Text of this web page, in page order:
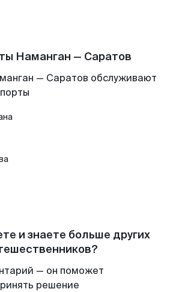
Наманган — Саратов
— Саратов обслуживают
и знаете больше других
— он поможет
решение